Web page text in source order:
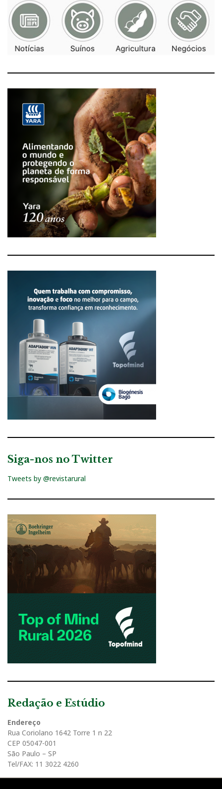
Siga-nos no Twitter
Tweets by @revistarural
Redação e Estúdio
Endereço
Rua Coriolano 1642 Torre 1 n 22
CEP 05047-001
São Paulo – SP
Tel/FAX: 11 3022 4260